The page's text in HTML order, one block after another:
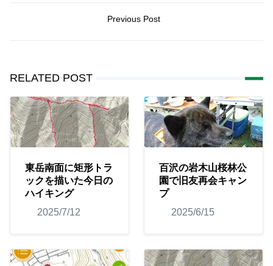
Previous Post
RELATED POST
東岳南面に矩形トラ
ックを描いた今日の
ハイキング
2025/7/12
百沢の岩木山桜林公
園で旧友再会キャン
プ
2025/6/15